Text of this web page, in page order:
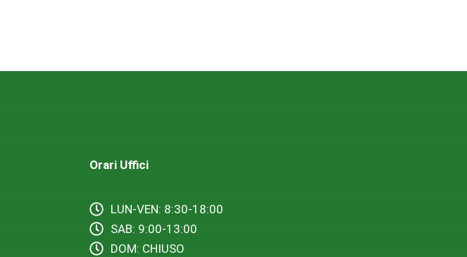
Orari Uffici
LUN-VEN: 8:30-18:00
SAB: 9:00-13:00
DOM: CHIUSO